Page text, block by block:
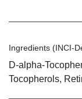
Ingredients (INCI-
D-alpha-
Tocopherols,